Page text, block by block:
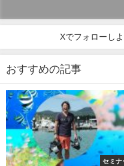
Xでフォローしよ
おすすめの記事
セミナ